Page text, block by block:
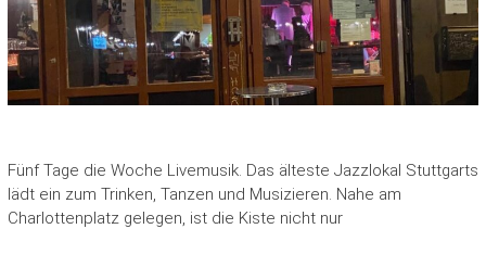
Fünf Tage die Woche Livemusik. Das älteste Jazzlokal Stuttgarts
lädt ein zum Trinken, Tanzen und Musizieren. Nahe am
Charlottenplatz gelegen, ist die Kiste nicht nur